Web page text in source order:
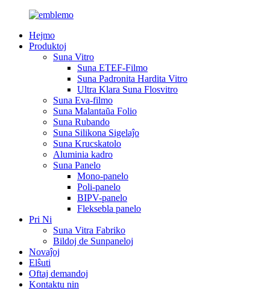
Hejmo
Produktoj
Suna Vitro
Suna ETEF-Filmo
Suna Padronita Hardita Vitro
Ultra Klara Suna Flosvitro
Suna Eva-filmo
Suna Malantaŭa Folio
Suna Rubando
Suna Silikona Sigelaĵo
Suna Krucskatolo
Aluminia kadro
Suna Panelo
Mono-panelo
Poli-panelo
BIPV-panelo
Fleksebla panelo
Pri Ni
Suna Vitra Fabriko
Bildoj de Sunpaneloj
Novaĵoj
Elŝuti
Oftaj demandoj
Kontaktu nin